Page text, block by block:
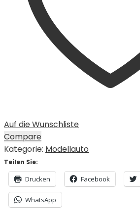
Auf die Wunschliste
Compare
Kategorie: Modellauto
Teilen Sie:
Drucken Facebook
WhatsApp